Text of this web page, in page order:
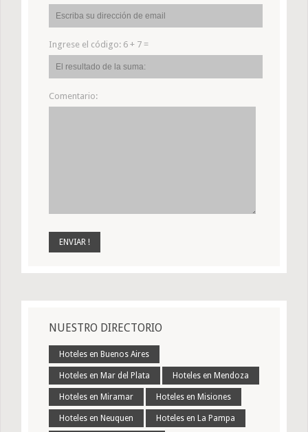
Ingrese el código: 6 + 7 =
Comentario:
NUESTRO DIRECTORIO
Hoteles en Buenos Aires
Hoteles en Mar del Plata Hoteles en Mendoza
Hoteles en Miramar Hoteles en Misiones
Hoteles en Neuquen Hoteles en La Pampa